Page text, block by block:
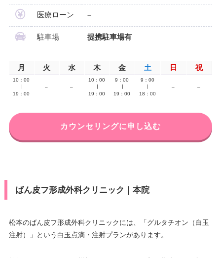
医療ローン –
駐車場 提携駐車場有
月 火 水 木 金 土 日 祝
10：00
19：00
– –
10：00
19：00
9：00
19：00
9：00
18：00
– –
カウンセリングに申し込む
ばん皮フ形成外科クリニック｜本院
松本のばん皮フ形成外科クリニックには、「グルタチオン（白玉
注射）」という白玉点滴・注射プランがあります。